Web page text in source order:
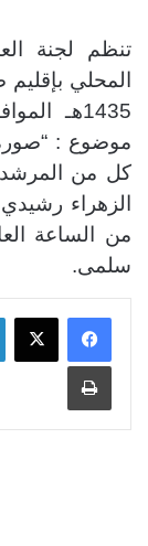
تنظم لجنة
موضوع :
كل من
الزهراء
من الساعة
سلمى.
طباعة